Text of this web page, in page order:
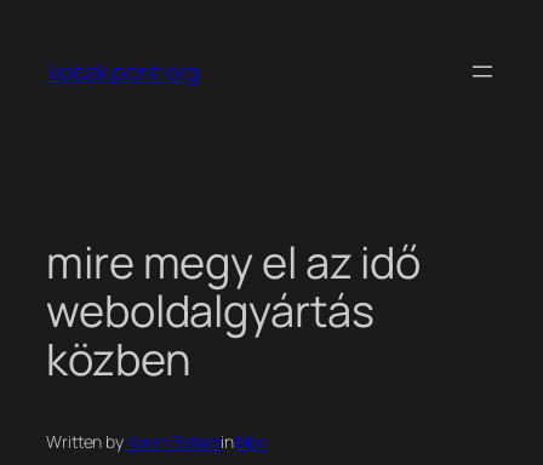
tartalomhoz
kobak pont org
mire megy el az idő
weboldalgyártás
közben
Written byKoren Balazsinblog